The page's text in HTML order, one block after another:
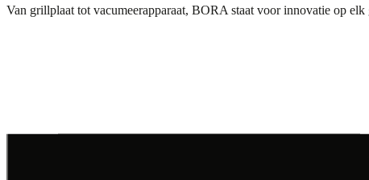
Van grillplaat tot vacumeerapparaat, BORA staat voor innovatie op elk
BORA VerlichtingBORA Verlichting